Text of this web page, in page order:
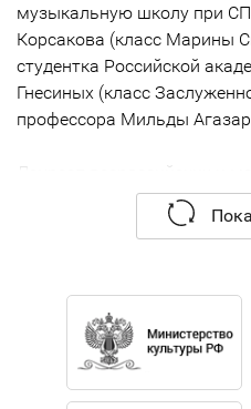
музыкальную школу при
Корсакова (класс Марины
студентка Российской
Гнесиных (класс
профессора Мильды
Лауреат всероссийских и
Лауреат III премии
Лауреат I премии
музыкального конкурса,
Стравинскому Лауреат I
музыкальный конкурс